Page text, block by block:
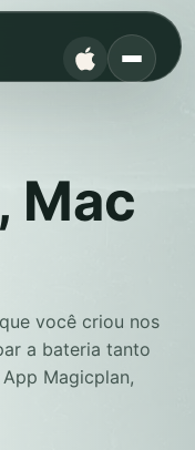
Mac
você criou nos
a bateria tanto
Magicplan,